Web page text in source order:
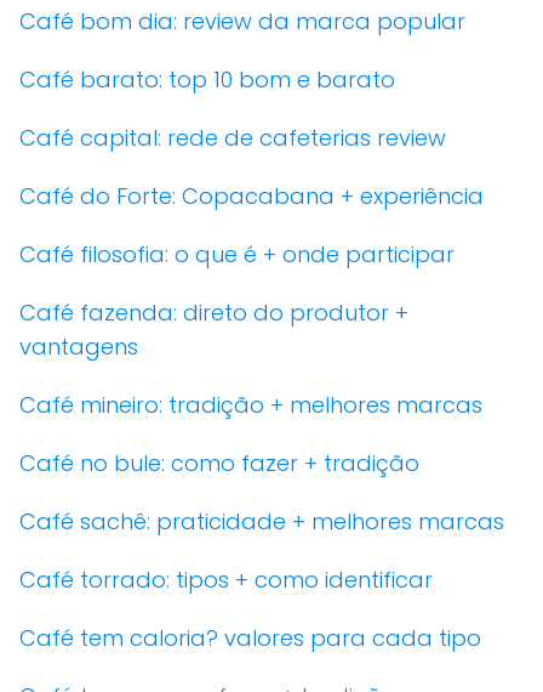
Café bom dia: review da marca popular
Café barato: top 10 bom e barato
Café capital: rede de cafeterias review
Café do Forte: Copacabana + experiência
Café filosofia: o que é + onde participar
Café fazenda: direto do produtor +
vantagens
Café mineiro: tradição + melhores marcas
Café no bule: como fazer + tradição
Café sachê: praticidade + melhores marcas
Café torrado: tipos + como identificar
Café tem caloria? valores para cada tipo